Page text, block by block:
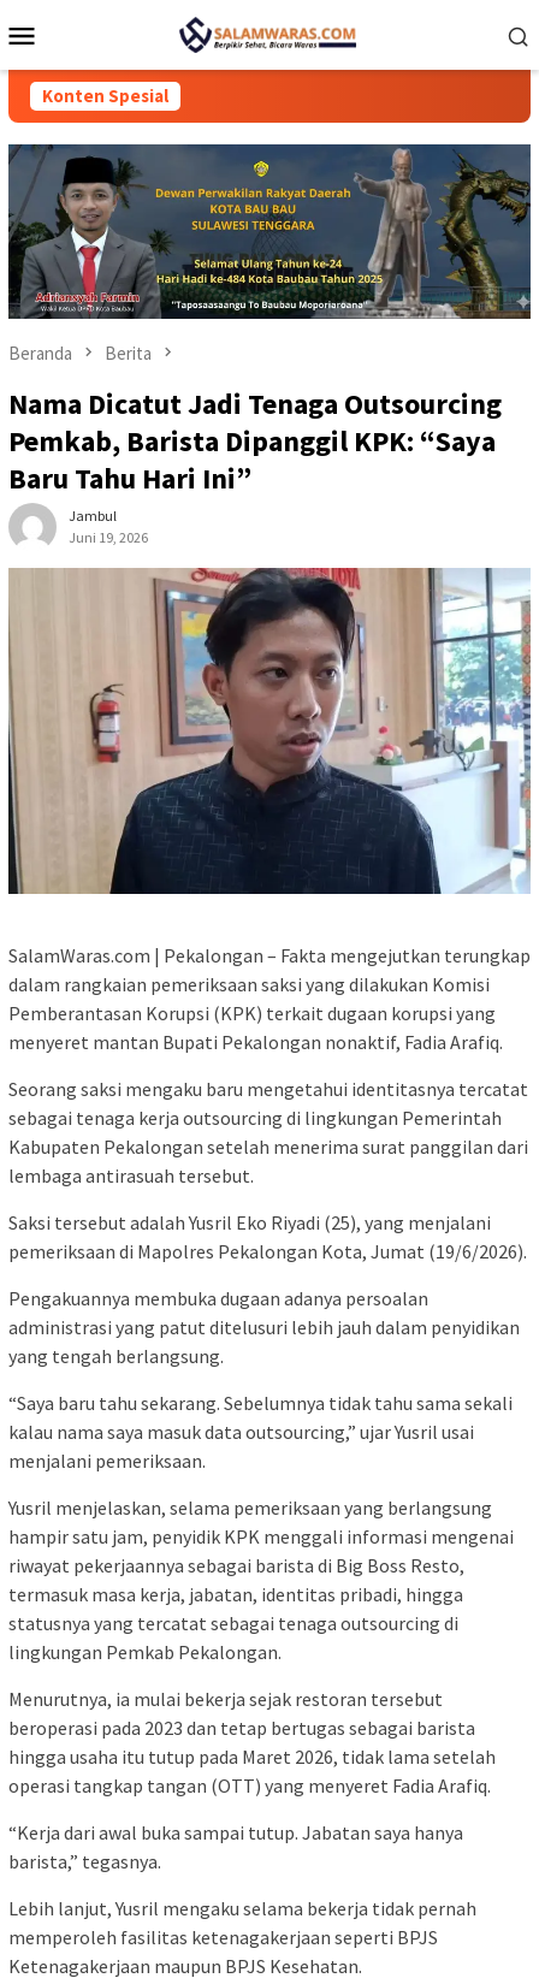
ke
Mobile
Konten Spesial
Beranda Berita
Nama Dicatut Jadi Tenaga Outsourcing
Pemkab, Barista Dipanggil KPK: “Saya
Baru Tahu Hari Ini”
Jambul
Juni 19, 2026
SalamWaras.com | Pekalongan – Fakta mengejutkan terungkap
dalam rangkaian pemeriksaan saksi yang dilakukan Komisi
Pemberantasan Korupsi (KPK) terkait dugaan korupsi yang
menyeret mantan Bupati Pekalongan nonaktif, Fadia Arafiq.
Seorang saksi mengaku baru mengetahui identitasnya tercatat
sebagai tenaga kerja outsourcing di lingkungan Pemerintah
Kabupaten Pekalongan setelah menerima surat panggilan dari
lembaga antirasuah tersebut.
Saksi tersebut adalah Yusril Eko Riyadi (25), yang menjalani
pemeriksaan di Mapolres Pekalongan Kota, Jumat (19/6/2026).
Pengakuannya membuka dugaan adanya persoalan
administrasi yang patut ditelusuri lebih jauh dalam penyidikan
yang tengah berlangsung.
“Saya baru tahu sekarang. Sebelumnya tidak tahu sama sekali
kalau nama saya masuk data outsourcing,” ujar Yusril usai
menjalani pemeriksaan.
Yusril menjelaskan, selama pemeriksaan yang berlangsung
hampir satu jam, penyidik KPK menggali informasi mengenai
riwayat pekerjaannya sebagai barista di Big Boss Resto,
termasuk masa kerja, jabatan, identitas pribadi, hingga
statusnya yang tercatat sebagai tenaga outsourcing di
lingkungan Pemkab Pekalongan.
Menurutnya, ia mulai bekerja sejak restoran tersebut
beroperasi pada 2023 dan tetap bertugas sebagai barista
hingga usaha itu tutup pada Maret 2026, tidak lama setelah
operasi tangkap tangan (OTT) yang menyeret Fadia Arafiq.
“Kerja dari awal buka sampai tutup. Jabatan saya hanya
barista,” tegasnya.
Lebih lanjut, Yusril mengaku selama bekerja tidak pernah
memperoleh fasilitas ketenagakerjaan seperti BPJS
Ketenagakerjaan maupun BPJS Kesehatan.